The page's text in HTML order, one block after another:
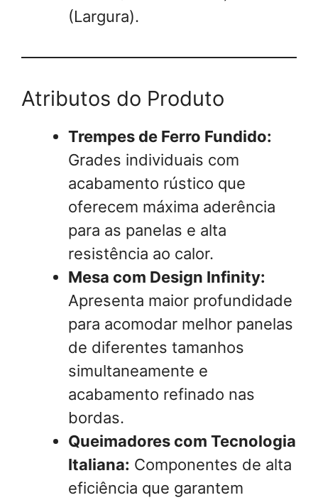
(Largura).
Atributos do Produto
Trempes de Ferro Fundido:
Grades individuais com
acabamento rústico que
oferecem máxima aderência
para as panelas e alta
resistência ao calor.
Mesa com Design Infinity:
Apresenta maior profundidade
para acomodar melhor panelas
de diferentes tamanhos
simultaneamente e
acabamento refinado nas
bordas.
Queimadores com Tecnologia
Italiana: Componentes de alta
eficiência que garantem